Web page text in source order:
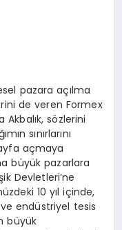
pazara açılma
de veren Formex
sözlerini
sınırlarını
açmaya
büyük pazarlara
Devletleri’ne
10 yıl içinde,
endüstriyel tesis
büyük